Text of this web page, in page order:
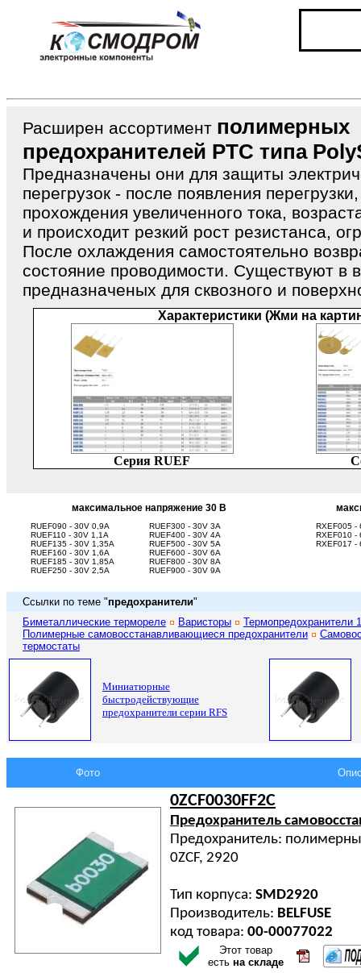
Расширен ассортимент полимерных
предохранителей PTC типа
Предназначены они для защиты
перегрузок - после появления
прохождения увеличенного тока,
и происходит резкий рост резистанса,
После охлаждения самостоятельно
состояние проводимости. Существуют в
предназначеных для сквозного и
Характеристики (Жми на
Серия RUEF
максимальное напряжение 30 В
RUEF090 - 30V 0,9A
RUEF110 - 30V 1,1A
RUEF135 - 30V 1,35A
RUEF160 - 30V 1,6A
RUEF185 - 30V 1,85A
RUEF250 - 30V 2,5A
RUEF300 - 30V 3A
RUEF400 - 30V 4A
RUEF500 - 30V 5A
RUEF600 - 30V 6A
RUEF800 - 30V 8A
RUEF900 - 30V 9A
RXEF005 -
RXEF010 -
RXEF017 -
Ссылки по теме "предохранители"
Биметаллические термореле Варисторы
Термопредохранители
Полимерные самовосстанавливающиеся предохранители
термостаты
Миниатюрные
быстродействующие
предохранители серии RFS
Фото
0ZCF0030FF2C
Предохранитель
Предохранитель:
0ZCF, 2920
Тип корпуса: SMD2920
Производитель: BELFUSE
код товара: 00-00077022
Этот товар
есть на складе